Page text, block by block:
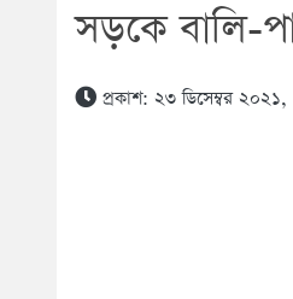
সড়কে বালি-
প্রকাশ: ২৩ ডিসেম্বর ২০২১,